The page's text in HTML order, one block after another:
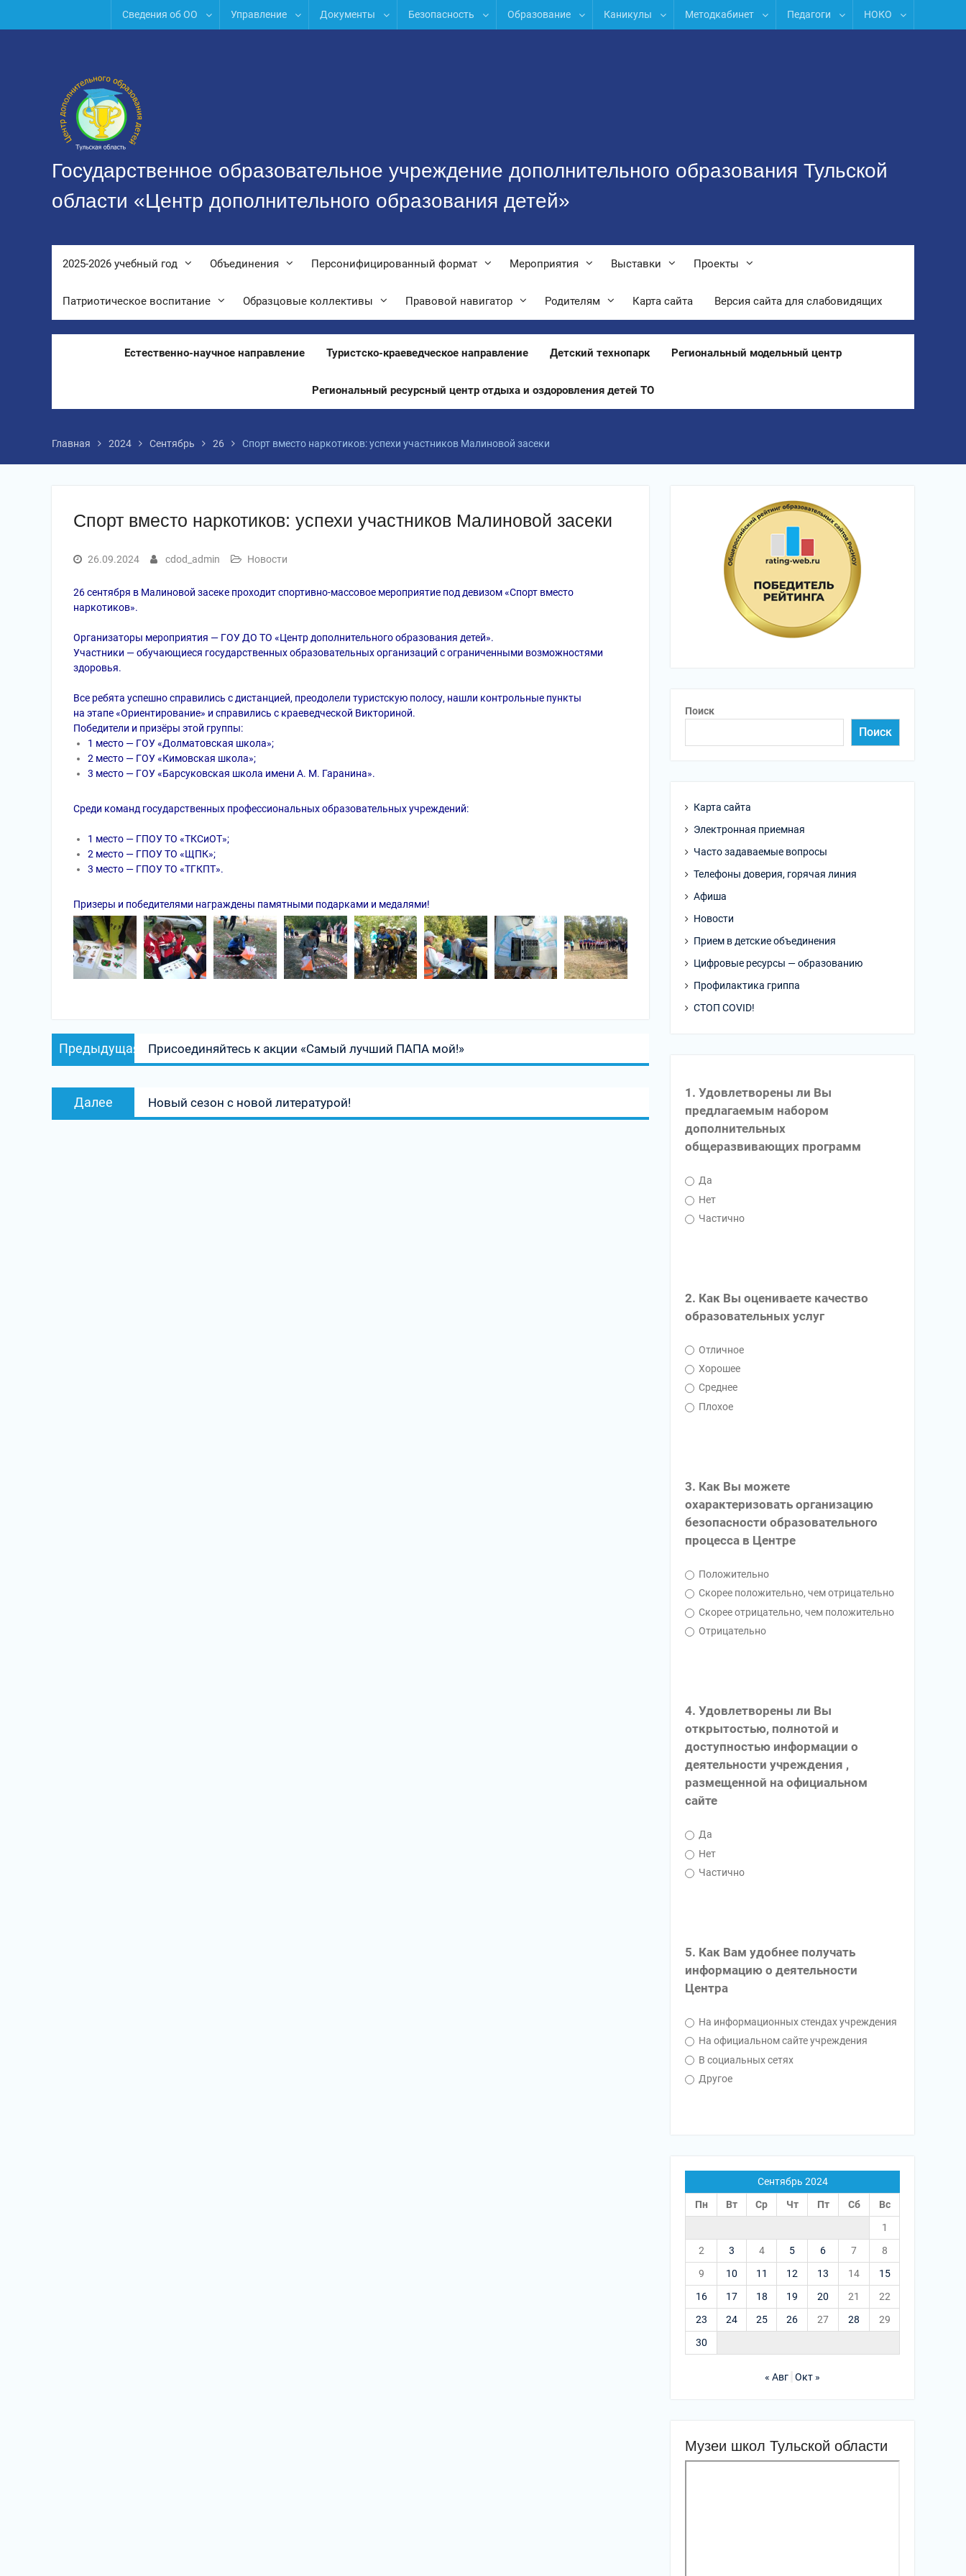
Сведения об ОО Управление Документы Безопасность Образование Каникулы Методкабинет Педагоги НОКО
Государственное образовательное учреждение дополнительного образования Тульской
области «Центр дополнительного образования детей»
2025-2026 учебный год Объединения Персонифицированный формат Мероприятия Выставки Проекты
Патриотическое воспитание Образцовые коллективы Правовой навигатор Родителям Карта сайта Версия сайта для слабовидящих
Естественно-научное направление Туристско-краеведческое направление Детский технопарк Региональный модельный центр
Региональный ресурсный центр отдыха и оздоровления детей ТО
Главная 2024 Сентябрь 26 Спорт вместо наркотиков: успехи участников Малиновой засеки
Спорт вместо наркотиков: успехи участников Малиновой засеки
26.09.2024 cdod_admin Новости
26 сентября в Малиновой засеке проходит спортивно-массовое мероприятие под девизом «Спорт вместо
наркотиков».
Организаторы мероприятия — ГОУ ДО ТО «Центр дополнительного образования детей».
Участники — обучающиеся государственных образовательных организаций с ограниченными возможностями
здоровья.
Все ребята успешно справились с дистанцией, преодолели туристскую полосу, нашли контрольные пункты
на этапе «Ориентирование» и справились с краеведческой Викториной.
Победители и призёры этой группы:
1 место — ГОУ «Долматовская школа»;
2 место — ГОУ «Кимовская школа»;
3 место — ГОУ «Барсуковская школа имени А. М. Гаранина».
Среди команд государственных профессиональных образовательных учреждений:
1 место — ГПОУ ТО «ТКСиОТ»;
2 место — ГПОУ ТО «ЩПК»;
3 место — ГПОУ ТО «ТГКПТ».
Призеры и победителями награждены памятными подарками и медалями!
Навигация
по
Предыдущая
запись:
Присоединяйтесь к акции «Самый лучший ПАПА мой!»
Далее
запись:
Новый сезон с новой литературой!
Поиск
Поиск
Карта сайта
Электронная приемная
Часто задаваемые вопросы
Телефоны доверия, горячая линия
Афиша
Новости
Прием в детские объединения
Цифровые ресурсы — образованию
Профилактика гриппа
СТОП COVID!
1. Удовлетворены ли Вы
предлагаемым набором
дополнительных
общеразвивающих программ
Да
Нет
Частично
2. Как Вы оцениваете качество
образовательных услуг
Отличное
Хорошее
Среднее
Плохое
3. Как Вы можете
охарактеризовать организацию
безопасности образовательного
процесса в Центре
Положительно
Скорее положительно, чем отрицательно
Скорее отрицательно, чем положительно
Отрицательно
4. Удовлетворены ли Вы
открытостью, полнотой и
доступностью информации о
деятельности учреждения ,
размещенной на официальном
сайте
Да
Нет
Частично
5. Как Вам удобнее получать
информацию о деятельности
Центра
На информационных стендах учреждения
На официальном сайте учреждения
В социальных сетях
Другое
Сентябрь 2024
Пн
Вт Ср Чт Пт Сб
Вс
1
2
3 4 5 6 7
8
9
10 11 12 13 14
15
16
17 18 19 20 21
22
23
24 25 26 27 28
29
30
« Авг Окт »
Музеи школ Тульской области